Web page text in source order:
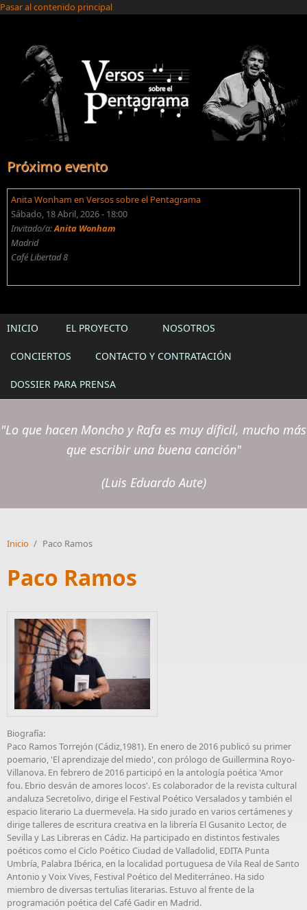
Pasar al contenido principal
Próximo evento
Anita Wonham en Versos sobre el Pentagrama
Sábado, 18 Abril, 2026 - 18:00
Invitado/a:Anita Wonham
Madrid
Café Libertad 8
INICIO EL PROYECTO NOSOTROS
CONCIERTOS CONTACTO Y CONTRATACIÓN
DOSSIER PARA PRENSA
"Lo que hacen Moncho y Rafa es muy díficil, mucho más
que escribir una buena canción"
(Luis Eduardo Aute)
Inicio / Paco Ramos
Paco Ramos
Biografía:
Paco Ramos Torrejón (Cádiz,1981). En enero de 2016 publicó su primer
poemario, 'El aprendizaje del miedo', con prólo­go de Guillermina Royo-
Villanova. En febrero de 2016 participó en la antología poética 'Amor
fou. Ebrio desván de amores locos'. Es colabo­rador de la revista cultural
andaluza Secretolivo, dirige el Festival Poético Versalados y también el
espacio lite­rario La duermevela. Ha sido jurado en varios certámenes y
dirige talleres de escritura creativa en la librería El Gusanito Lector, de
Sevilla y Las Li­breras en Cádiz. Ha participado en distintos festivales
poéticos como el Ciclo Poético Ciudad de Valladolid, EDITA Punta
Umbría, Palabra Ibé­rica, en la localidad portuguesa de Vila Real de Santo
Antonio y Voix Vives, Festival Poético del Medite­rráneo. Ha sido
miembro de di­versas tertulias literarias. Estuvo al frente de la
programación poética del Café Gadir en Madrid.